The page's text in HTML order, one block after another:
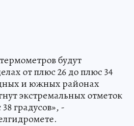
будут
от плюс 26 до плюс 34
и южных районах
экстремальных отметок
градусов», -